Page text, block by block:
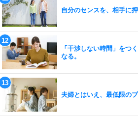
自分のセンスを、相手に押
「干渉しない時間」をつ
なる。
夫婦とはいえ、最低限の